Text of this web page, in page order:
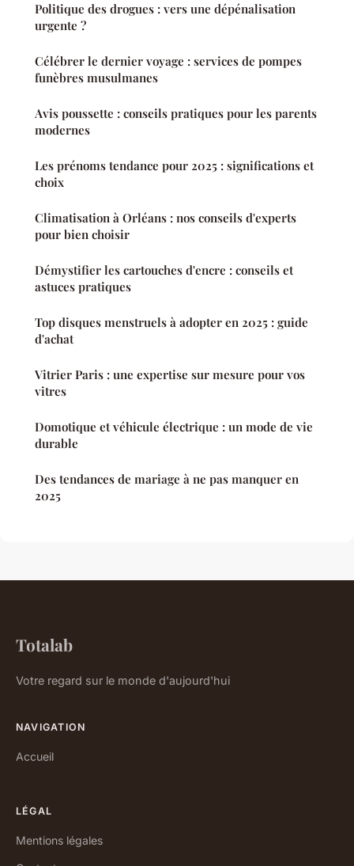
Politique des drogues : vers une dépénalisation
urgente ?
Célébrer le dernier voyage : services de pompes
funèbres musulmanes
Avis poussette : conseils pratiques pour les parents
modernes
Les prénoms tendance pour 2025 : significations et
choix
Climatisation à Orléans : nos conseils d'experts
pour bien choisir
Démystifier les cartouches d'encre : conseils et
astuces pratiques
Top disques menstruels à adopter en 2025 : guide
d'achat
Vitrier Paris : une expertise sur mesure pour vos
vitres
Domotique et véhicule électrique : un mode de vie
durable
Des tendances de mariage à ne pas manquer en
2025
Totalab
Votre regard sur le monde d'aujourd'hui
NAVIGATION
Accueil
LÉGAL
Mentions légales